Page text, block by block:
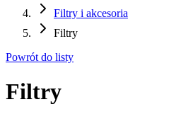
Filtry i akcesoria
Filtry
Powrót do listy
Filtry